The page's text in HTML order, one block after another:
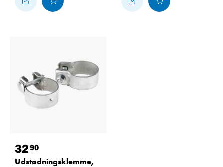
3290
Udstødningsklemme,